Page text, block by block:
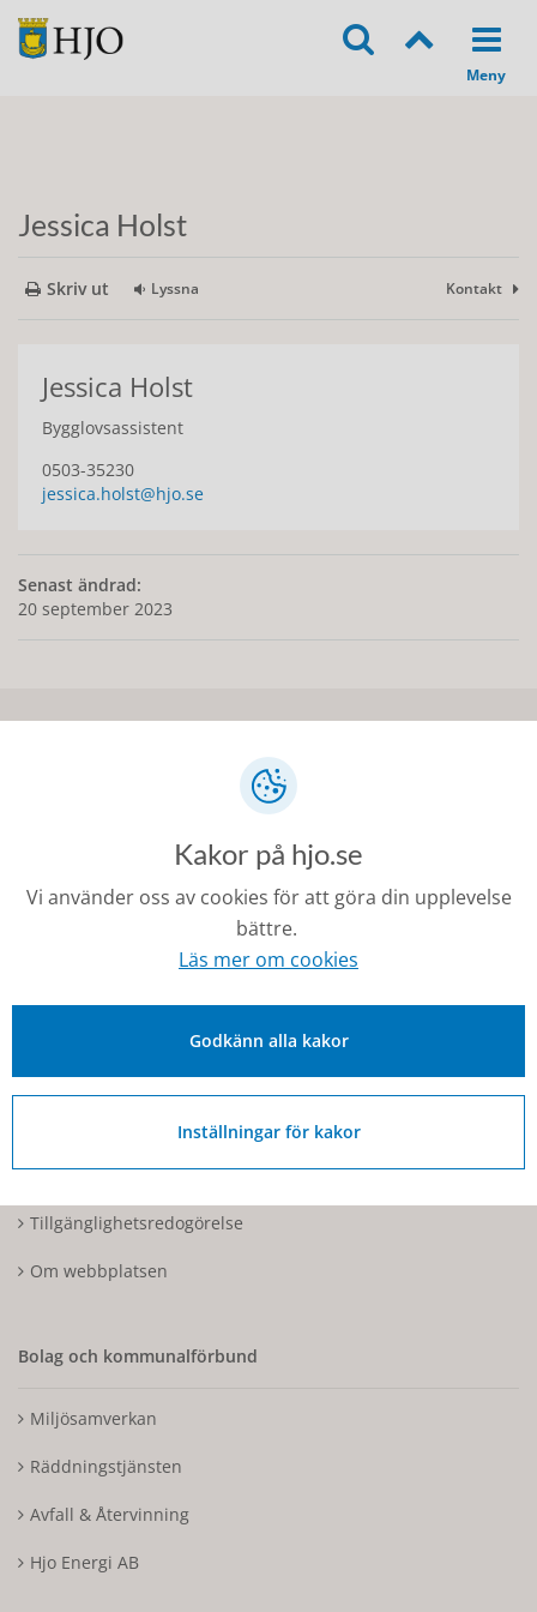
Jessica Holst
Skriv ut Lyssna Kontakt
Jessica Holst
Bygglovsassistent
0503-35230
jessica.holst@hjo.se
Senast ändrad:
20 september 2023
Besöks- och postadress: Torggatan 2, 544 30 Hjo
Fakturaadress: Box 97, 544 22 Hjo
Organisationsnummer: 212000-1728
Tillgänglighetsdatabasen
Tillgänglighetsredogörelse
Om webbplatsen
Bolag och kommunalförbund
Miljösamverkan
Räddningstjänsten
Avfall & Återvinning
Hjo Energi AB
Kakor på hjo.se
Vi använder oss av cookies för att göra din upplevelse
bättre.
Läs mer om cookies
Godkänn alla kakor
Inställningar för kakor